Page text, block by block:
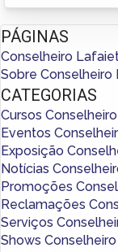
PÁGINAS
Conselheiro
Sobre Conselheiro
CATEGORIAS
Cursos
Eventos
Exposição
Notícias
Promoções
Reclamações
Serviços
Shows